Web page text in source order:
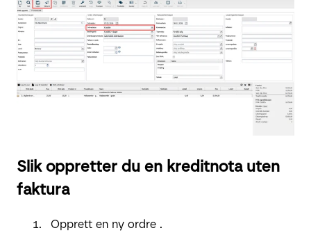
Slik oppretter du en kreditnota uten
faktura
Opprett en ny ordre .